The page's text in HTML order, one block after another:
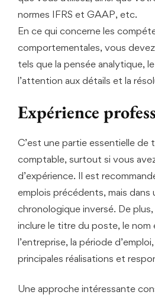
normes IFRS et GAAP, etc.
En ce qui concerne les
comportementales, vous
tels que la pensée analytique,
l’attention aux détails et la
Expérience
C’est une partie essentielle de
comptable, surtout si vous
d’expérience. Il est
emplois précédents, mais dans
chronologique inversé. De
inclure le titre du poste, le nom
l’entreprise, la période
principales réalisations et
Une approche intéressante